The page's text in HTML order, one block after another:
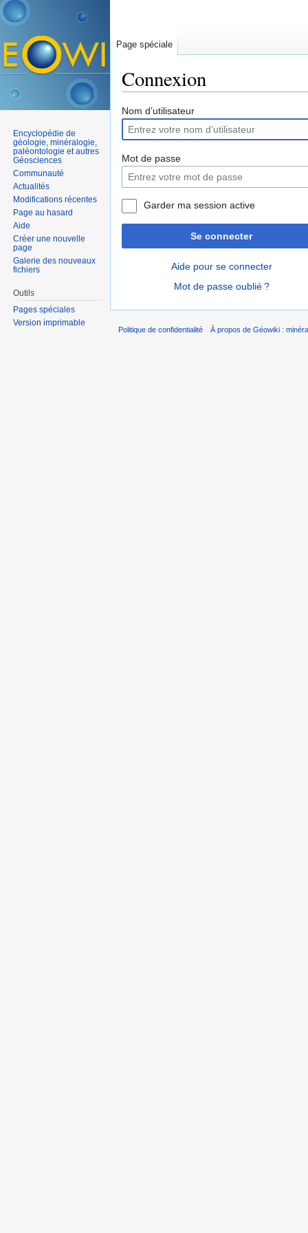
Connexion
Nom d’utilisateur
Mot de passe
Garder ma session active
Se connecter
Aide pour se connecter
Mot de passe oublié ?
Page spéciale
Encyclopédie de
géologie, minéralogie,
paléontologie et autres
Géosciences
Communauté
Actualités
Modifications récentes
Page au hasard
Aide
Créer une nouvelle
page
Galerie des nouveaux
fichiers
Outils
Pages spéciales
Version imprimable
Politique de confidentialité À propos de Géowiki :